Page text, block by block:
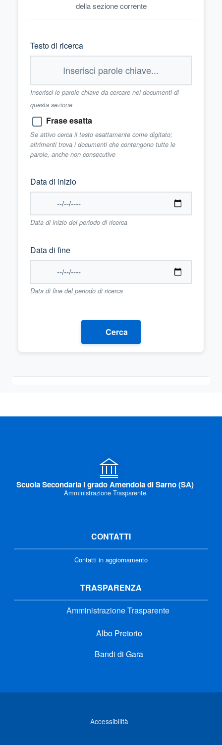
della sezione corrente
Testo di ricerca
Inserisci le parole chiave da cercare nei documenti di
questa sezione
Frase esatta
Se attivo cerca il testo esattamente come digitato;
altrimenti trova i documenti che contengono tutte le
parole, anche non consecutive
Data di inizio
Data di inizio del periodo di ricerca
Data di fine
Data di fine del periodo di ricerca
Cerca
Scuola Secondaria I grado Amendola di Sarno (SA)
Amministrazione Trasparente
CONTATTI
Contatti in aggiornamento
TRASPARENZA
Amministrazione Trasparente
Albo Pretorio
Bandi di Gara
Accessibilità